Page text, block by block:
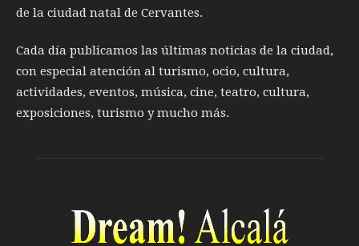
de la ciudad natal de Cervantes.
Cada día publicamos las últimas noticias de la ciudad,
con especial atención al turismo, ocio, cultura,
actividades, eventos, música, cine, teatro, cultura,
exposiciones, turismo y mucho más.